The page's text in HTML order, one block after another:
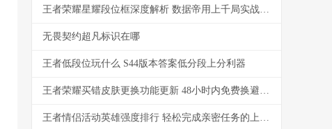
王者荣耀星耀段位框深度解析 数据帝用上千局实战告诉你哪些坑必须避开
无畏契约超凡标识在哪
王者低段位玩什么 S44版本答案低分段上分利器
王者荣耀买错皮肤更换功能更新 48小时内免费换避免冲动消费
王者情侣活动英雄强度排行 轻松完成亲密任务的上分组合